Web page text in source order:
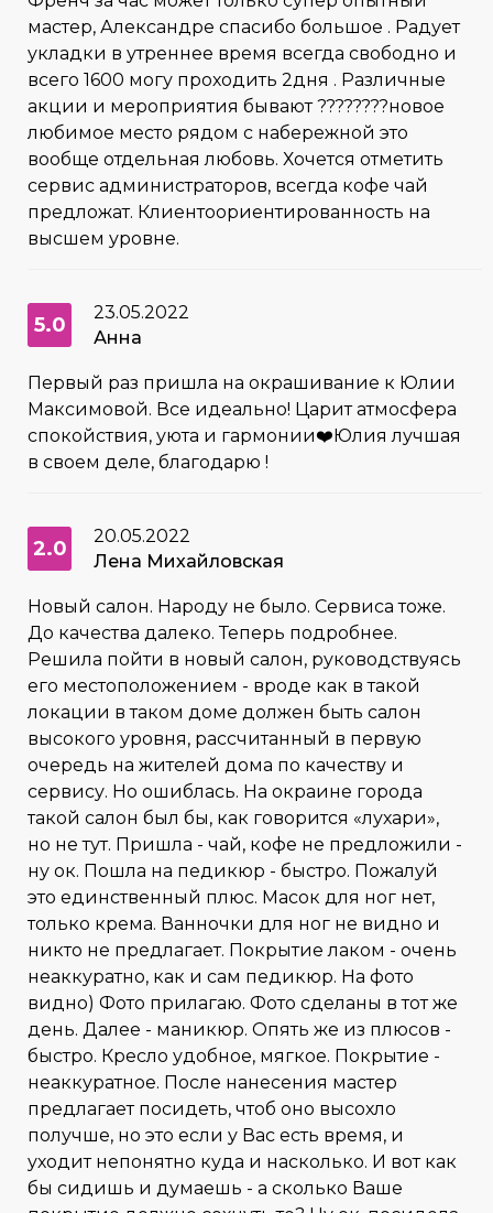
мастер, Александре спасибо большое . Радует
укладки в утреннее время всегда свободно и
всего 1600 могу проходить 2дня . Различные
акции и мероприятия бывают ????????новое
любимое место рядом с набережной это
вообще отдельная любовь. Хочется отметить
сервис администраторов, всегда кофе чай
предложат. Клиентоориентированность на
высшем уровне.
5.0
23.05.2022
Анна
Первый раз пришла на окрашивание к Юлии
Максимовой. Все идеально! Царит атмосфера
спокойствия, уюта и гармонии❤️Юлия лучшая
в своем деле, благодарю !
2.0
20.05.2022
Лена Михайловская
Новый салон. Народу не было. Сервиса тоже.
До качества далеко. Теперь подробнее.
Решила пойти в новый салон, руководствуясь
его местоположением - вроде как в такой
локации в таком доме должен быть салон
высокого уровня, рассчитанный в первую
очередь на жителей дома по качеству и
сервису. Но ошиблась. На окраине города
такой салон был бы, как говорится «лухари»,
но не тут. Пришла - чай, кофе не предложили -
ну ок. Пошла на педикюр - быстро. Пожалуй
это единственный плюс. Масок для ног нет,
только крема. Ванночки для ног не видно и
никто не предлагает. Покрытие лаком - очень
неаккуратно, как и сам педикюр. На фото
видно) Фото прилагаю. Фото сделаны в тот же
день. Далее - маникюр. Опять же из плюсов -
быстро. Кресло удобное, мягкое. Покрытие -
неаккуратное. После нанесения мастер
предлагает посидеть, чтоб оно высохло
получше, но это если у Вас есть время, и
уходит непонятно куда и насколько. И вот как
бы сидишь и думаешь - а сколько Ваше